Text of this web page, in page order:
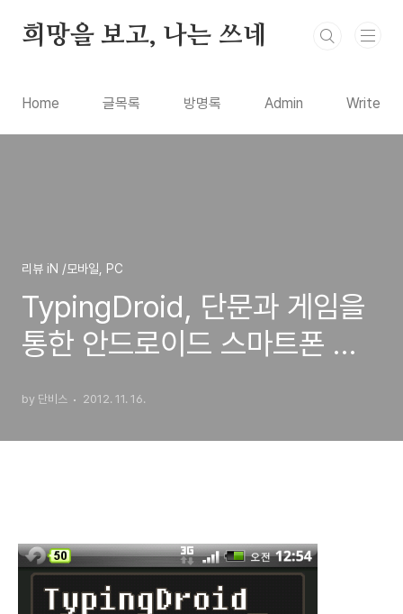
희망을 보고, 나는 쓰네
Home 글목록 방명록 Admin Write
리뷰 iN /모바일, PC
TypingDroid, 단문과 게임을
통한 안드로이드 스마트폰 타
by 단비스 2012. 11. 16.